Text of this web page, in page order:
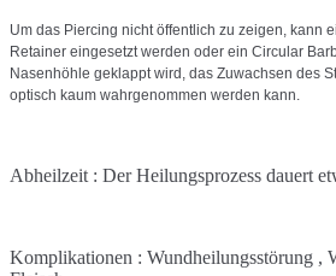
Um das Piercing nicht öffentlich zu zeigen, kann
Retainer eingesetzt werden oder ein Circular
Nasenhöhle geklappt wird, das Zuwachsen des
optisch kaum wahrgenommen werden kann.
Abheilzeit : Der Heilungsprozess dauert
Komplikationen : Wundheilungsstörung ,